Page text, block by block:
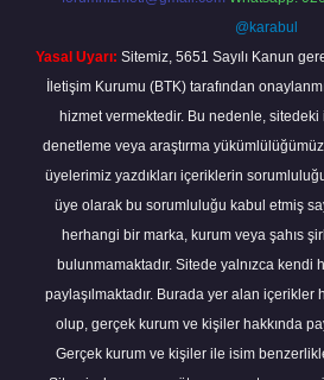
@karabul
Yasal Uyarı: Sitemiz, 5651 Sayılı Kanun
İletişim Kurumu (BTK) tarafından
hizmet vermektedir. Bu nedenle,
denetleme veya araştırma
üyelerimiz yazdıkları içeriklerin
üye olarak bu sorumluluğu kabul etmiş
herhangi bir marka, kurum veya şahıs
bulunmamaktadır. Sitede yalnızca kendi
paylaşılmaktadır. Burada yer alan içerikler
olup, gerçek kurum ve kişiler hakkında
Gerçek kurum ve kişiler ile isim